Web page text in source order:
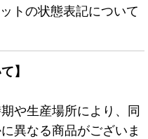
トの状態表記について
】
や生産場所により、同
異なる商品がございま